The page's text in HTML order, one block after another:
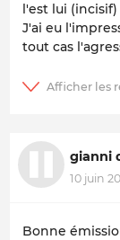
l'est lui (incisif)
J'ai eu
tout cas
gianni
10 juin
Bonne